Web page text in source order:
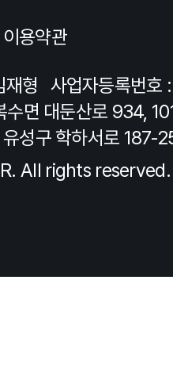
이용약관
재형
사업자등록번
수면 대둔산로 934,
성구 학하서로 187-
All rights reserved.